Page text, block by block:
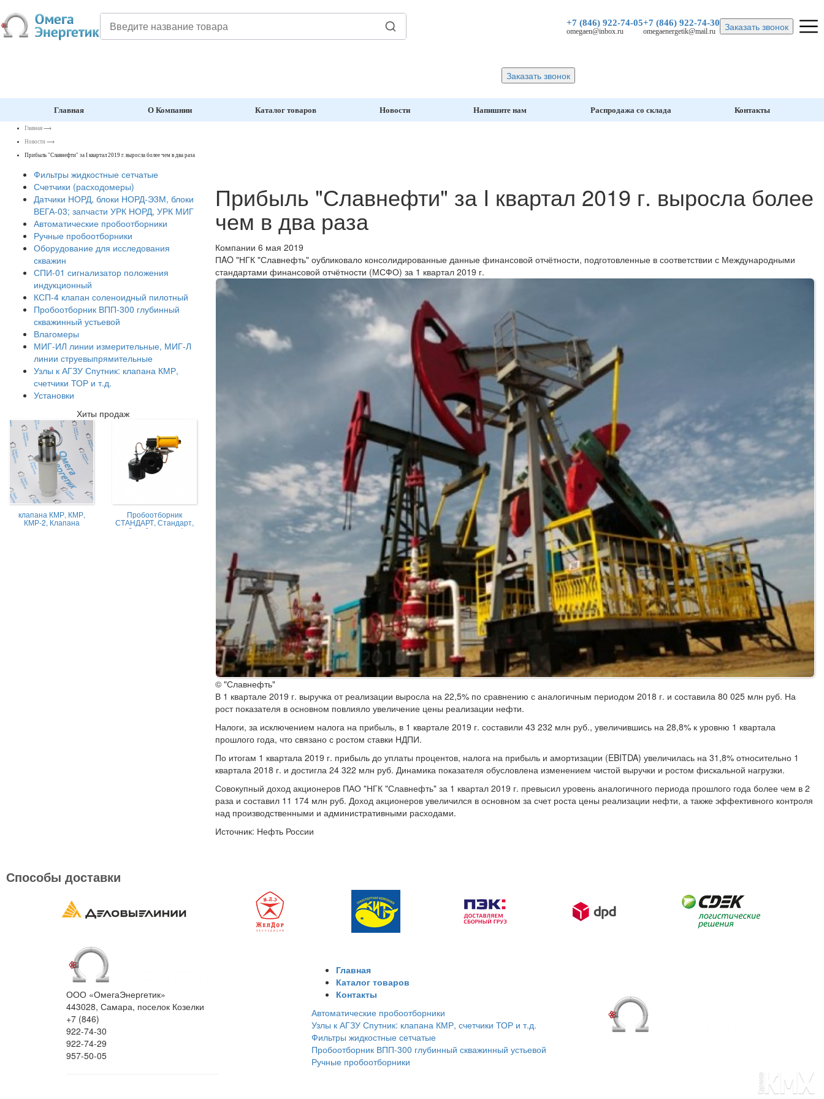
+7 (846) 922-74-05
omegaen@inbox.ru
+7 (846) 922-74-30
omegaenergetik@mail.ru Заказать звонок
Заказать звонок
Главная О Компании Каталог товаров Новости Напишите нам Распродажа со склада Контакты
Главная ⟶
Новости ⟶
Прибыль "Славнефти" за I квартал 2019 г. выросла более чем в два раза
Прибыль "Славнефти" за I квартал 2019 г. выросла более
чем в два раза
Компании 6 мая 2019
ПAO "НГК "Славнефть" оубликовало консолидированные данные финансовой отчётности, подготовленные в соответствии с Международными
стандартами финансовой отчётности (МСФО) за 1 квартал 2019 г.
© "Славнефть"
В 1 квартале 2019 г. выручка от реализации выросла на 22,5% по сравнению с аналогичным периодом 2018 г. и составила 80 025 млн руб. На
рост показателя в основном повлияло увеличение цены реализации нефти.
Налоги, за исключением налога на прибыль, в 1 квартале 2019 г. составили 43 232 млн руб., увеличившись на 28,8% к уровню 1 квартала
прошлого года, что связано с ростом ставки НДПИ.
По итогам 1 квартала 2019 г. прибыль до уплаты процентов, налога на прибыль и амортизации (EBITDA) увеличилась на 31,8% относительно 1
квартала 2018 г. и достигла 24 322 млн руб. Динамика показателя обусловлена изменением чистой выручки и ростом фискальной нагрузки.
Совокупный доход акционеров ПАО "НГК "Славнефть" за 1 квартал 2019 г. превысил уровень аналогичного периода прошлого года более чем в 2
раза и составил 11 174 млн руб. Доход акционеров увеличился в основном за счет роста цены реализации нефти, а также эффективного контроля
над производственными и административными расходами.
Источник: Нефть России
Фильтры жидкостные сетчатые
Счетчики (расходомеры)
Датчики НОРД, блоки НОРД-Э3М, блоки
ВЕГА-03; запчасти УРК НОРД, УРК МИГ
Автоматические пробоотборники
Ручные пробоотборники
Оборудование для исследования
скважин
СПИ-01 сигнализатор положения
индукционный
КСП-4 клапан соленоидный пилотный
Пробоотборник ВПП-300 глубинный
скважинный устьевой
Влагомеры
МИГ-ИЛ линии измерительные, МИГ-Л
линии струевыпрямительные
Узлы к АГЗУ Спутник: клапана КМР,
счетчики ТОР и т.д.
Установки
Хиты продаж
клапана КМР, КМР,
КМР-2, Клапана
магниторегулируемые
Пробоотборник
СТАНДАРТ, Стандарт,
пробоотборник нефти,
Способы доставки
ООО «ОмегаЭнергетик»
443028, Самара, поселок Козелки
+7 (846)
922-74-30
922-74-29
957-50-05
Главная
Каталог товаров
Контакты
Автоматические пробоотборники
Узлы к АГЗУ Спутник: клапана КМР, счетчики ТОР и т.д.
Фильтры жидкостные сетчатые
Пробоотборник ВПП-300 глубинный скважинный устьевой
Ручные пробоотборники